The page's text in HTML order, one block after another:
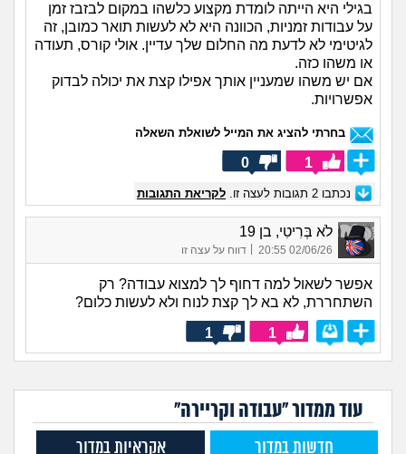
בגילי היא הייתה לומדת מקצוע כלשהו במקום לבזבז זמן
על עבודות זמניות, הכוונה היא לא לעשות תואר כמובן, זה
לגיטימי לא לדעת מה החלום שלך עדיין. אולי קורס, תעודה
או משהו כזה.
אם יש משהו שמעניין אותך אפילו קצת את יכולה לבדוק
אפשרויות.
בחרתי להציג את המייל לשואלת השאלה
1
0
נכתבו 2 תגובות לעצה זו. לקריאת התגובות
לֹא בְּרִיטִי, בן 19
02/06/26 20:55 דווח על עצה זו
אפשר לשאול למה דחוף לך למצוא עבודה? רק
השתחררת, לא בא לך קצת לנוח ולא לעשות כלום?
1
1
עוד ממדור "עבודה וקריירה"
חדשות במדור אקראיות במדור